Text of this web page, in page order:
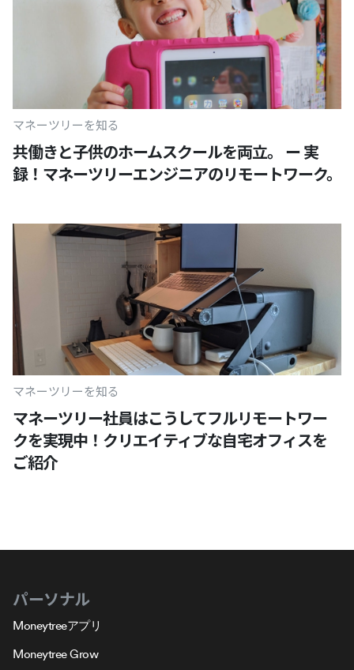
マネーツリーを知る
共働きと子供のホームスクールを両立。 ー 実
録！マネーツリーエンジニアのリモートワーク。
マネーツリーを知る
マネーツリー社員はこうしてフルリモートワー
クを実現中！クリエイティブな自宅オフィスを
ご紹介
パーソナル
Moneytreeアプリ
Moneytree Grow